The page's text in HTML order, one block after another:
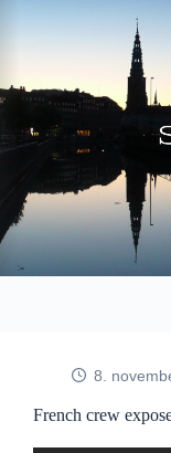
8.
French crew